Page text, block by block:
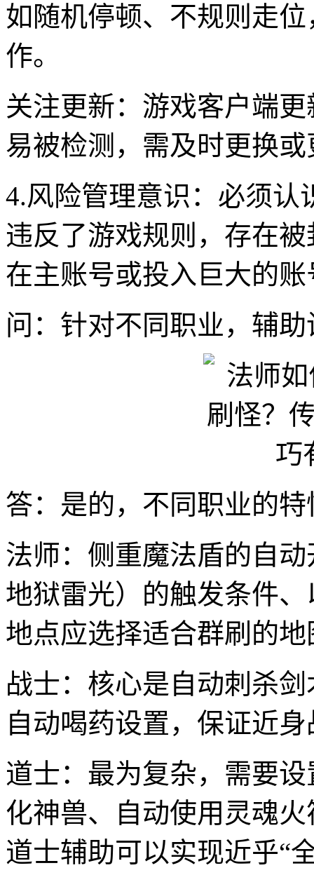
如随机停顿、不规则走
作。
关注更新：游戏客户端
易被检测，需及时更换
4.风险管理意识：必须认
违反了游戏规则，存在
在主账号或投入巨大的
问：针对不同职业，辅
答：是的，不同职业的
法师：侧重魔法盾的自
地狱雷光）的触发条件
地点应选择适合群刷的地
战士：核心是自动刺杀
自动喝药设置，保证近
道士：最为复杂，需要
化神兽、自动使用灵魂
道士辅助可以实现近乎“